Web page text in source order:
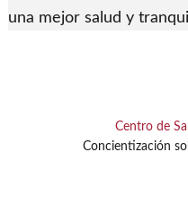
una mejor salud y
Centro de
Concientización